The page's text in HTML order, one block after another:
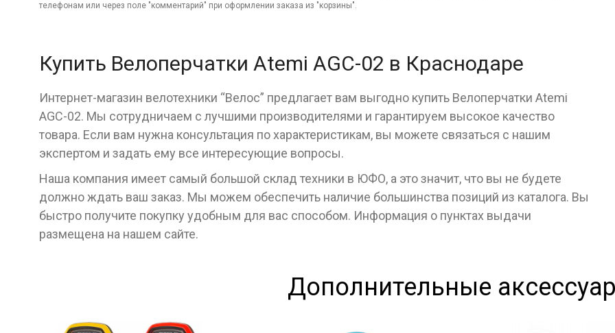
телефонам или через поле "комментарий" при оформлении заказа из "корзины".
Купить Велоперчатки Atemi AGC-02 в Краснодаре
Интернет-магазин велотехники “Велос” предлагает вам выгодно купить Велоперчатки Atemi
AGC-02. Мы сотрудничаем с лучшими производителями и гарантируем высокое качество
товара. Если вам нужна консультация по характеристикам, вы можете связаться с нашим
экспертом и задать ему все интересующие вопросы.
Наша компания имеет самый большой склад техники в ЮФО, а это значит, что вы не будете
должно ждать ваш заказ. Мы можем обеспечить наличие большинства позиций из каталога. Вы
быстро получите покупку удобным для вас способом. Информация о пунктах выдачи
размещена на нашем сайте.
Дополнительные